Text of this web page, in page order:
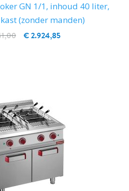
GN 1/1, inhoud 40 liter,
(zonder manden)
€ 2.924,85